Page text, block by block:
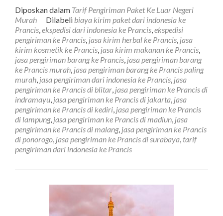
about
Jasa
Ekspor
Barang
Ke
Negara
Prancis
di
Cirebon
Diposkan dalam Tarif Pengiriman Paket Ke Luar Negeri
Murah
Dilabeli biaya kirim paket dari indonesia ke
Prancis,ekspedisi dari indonesia ke Prancis,ekspedisi
pengiriman ke Prancis, jasa kirim herbal ke Prancis, jasa
kirim kosmetik ke Prancis, jasa kirim makanan ke Prancis,
jasa pengiriman barang ke Prancis, jasa pengiriman barang
ke Prancis murah, jasa pengiriman barang ke Prancis paling
murah, jasa pengiriman dari indonesia ke Prancis, jasa
pengiriman ke Prancis di blitar, jasa pengiriman ke Prancis di
indramayu, jasa pengiriman ke Prancis di jakarta, jasa
pengiriman ke Prancis di kediri, jasa pengiriman ke Prancis
di lampung, jasa pengiriman ke Prancis di madiun, jasa
pengiriman ke Prancis di malang, jasa pengiriman ke Prancis
di ponorogo, jasa pengiriman ke Prancis di surabaya, tarif
pengiriman dari indonesia ke Prancis